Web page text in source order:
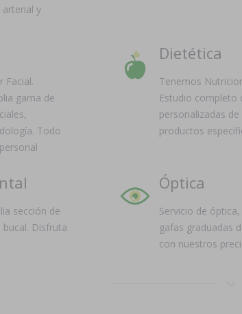
y
Facial.
gama de
Todo
Dietética
Tenemos
Estudio completo
personalizadas
productos
sección de
Disfruta
Óptica
Servicio de
gafas graduadas
con nuestros